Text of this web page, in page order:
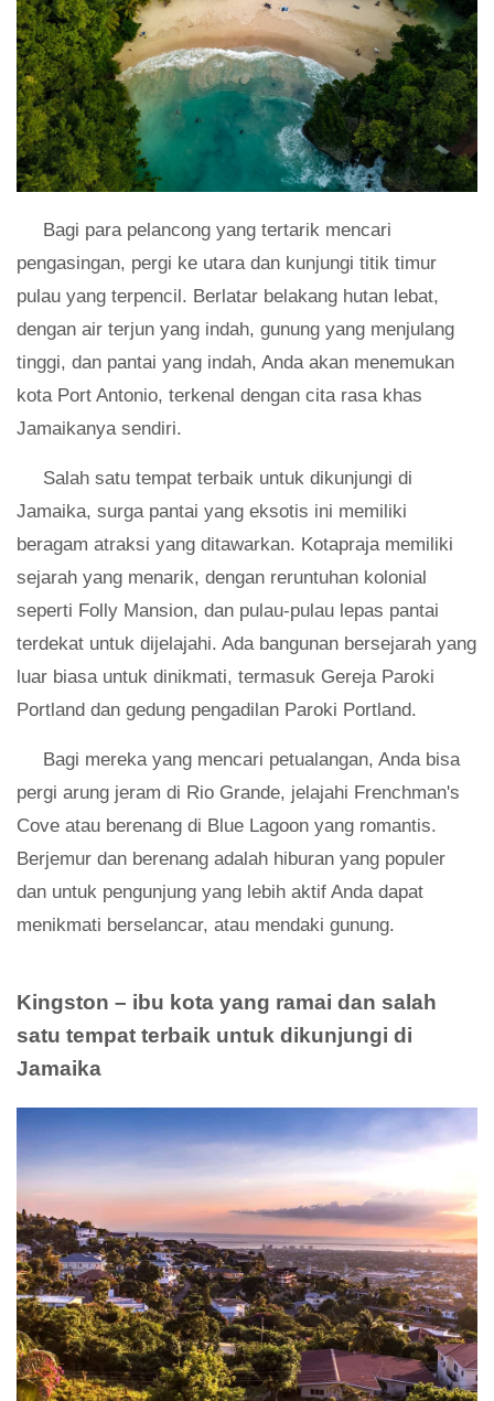
Bagi para pelancong yang tertarik mencari
pengasingan, pergi ke utara dan kunjungi titik timur
pulau yang terpencil. Berlatar belakang hutan lebat,
dengan air terjun yang indah, gunung yang menjulang
tinggi, dan pantai yang indah, Anda akan menemukan
kota Port Antonio, terkenal dengan cita rasa khas
Jamaikanya sendiri.
Salah satu tempat terbaik untuk dikunjungi di
Jamaika, surga pantai yang eksotis ini memiliki
beragam atraksi yang ditawarkan. Kotapraja memiliki
sejarah yang menarik, dengan reruntuhan kolonial
seperti Folly Mansion, dan pulau-pulau lepas pantai
terdekat untuk dijelajahi. Ada bangunan bersejarah yang
luar biasa untuk dinikmati, termasuk Gereja Paroki
Portland dan gedung pengadilan Paroki Portland.
Bagi mereka yang mencari petualangan, Anda bisa
pergi arung jeram di Rio Grande, jelajahi Frenchman's
Cove atau berenang di Blue Lagoon yang romantis.
Berjemur dan berenang adalah hiburan yang populer
dan untuk pengunjung yang lebih aktif Anda dapat
menikmati berselancar, atau mendaki gunung.
Kingston – ibu kota yang ramai dan salah
satu tempat terbaik untuk dikunjungi di
Jamaika